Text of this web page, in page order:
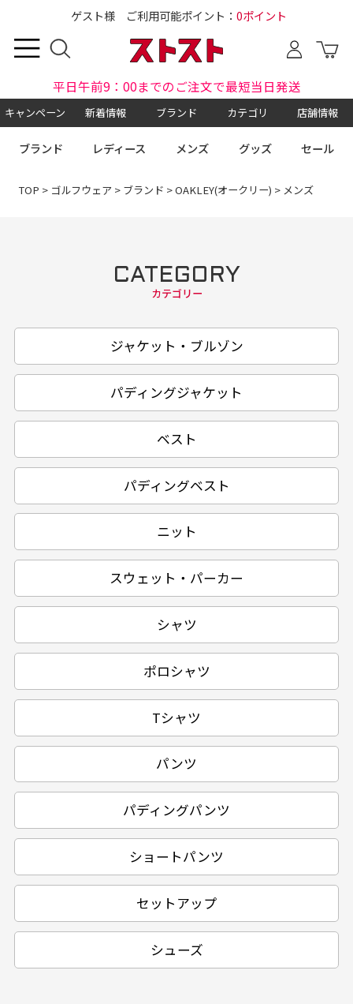
ゲスト様 ご利用可能ポイント： 0ポイント
平日午前9：00までのご注文で最短当日発送
キャンペーン 新着情報 ブランド カテゴリ 店舗情報
ブランド レディース メンズ グッズ セール
TOP > ゴルフウェア > ブランド >OAKLEY(オークリー) > メンズ
CATEGORY
カテゴリー
ジャケット・ブルゾン
パディングジャケット
ベスト
パディングベスト
ニット
スウェット・パーカー
シャツ
ポロシャツ
Tシャツ
パンツ
パディングパンツ
ショートパンツ
セットアップ
シューズ